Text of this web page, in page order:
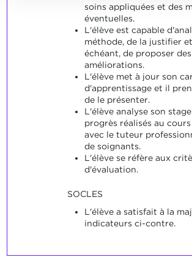
soins appliquées et des
éventuelles.
L'élève est capable
méthode, de la justifier
échéant, de proposer des
améliorations.
L'élève met à jour son
d'apprentissage et il
de le présenter.
L'élève analyse son
progrès réalisés au
avec le tuteur
de soignants.
L'élève se réfère aux
d'évaluation.
SOCLES
L'élève a satisfait à la
indicateurs ci-contre.